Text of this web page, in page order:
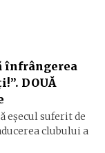
înfrângerea
DOUĂ
eșecul suferit de
clubului a